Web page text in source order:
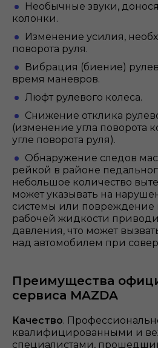
Необычные звуки,
колонки.
Изменение усилия,
поворота руля.
Вибрация (биение)
время маневров.
Люфт рулевого колеса.
Снижение отклика
(изменение угла поворота
угле поворота руля).
Обнаружение следов
рейкой в районе
небольшое количество
может указывать на
системы или повреждение
рабочей жидкости
давления, что может
над автомобилем при
Преимущества
сервиса MAZDA
Качество.
квалифицированными и
специалистами,